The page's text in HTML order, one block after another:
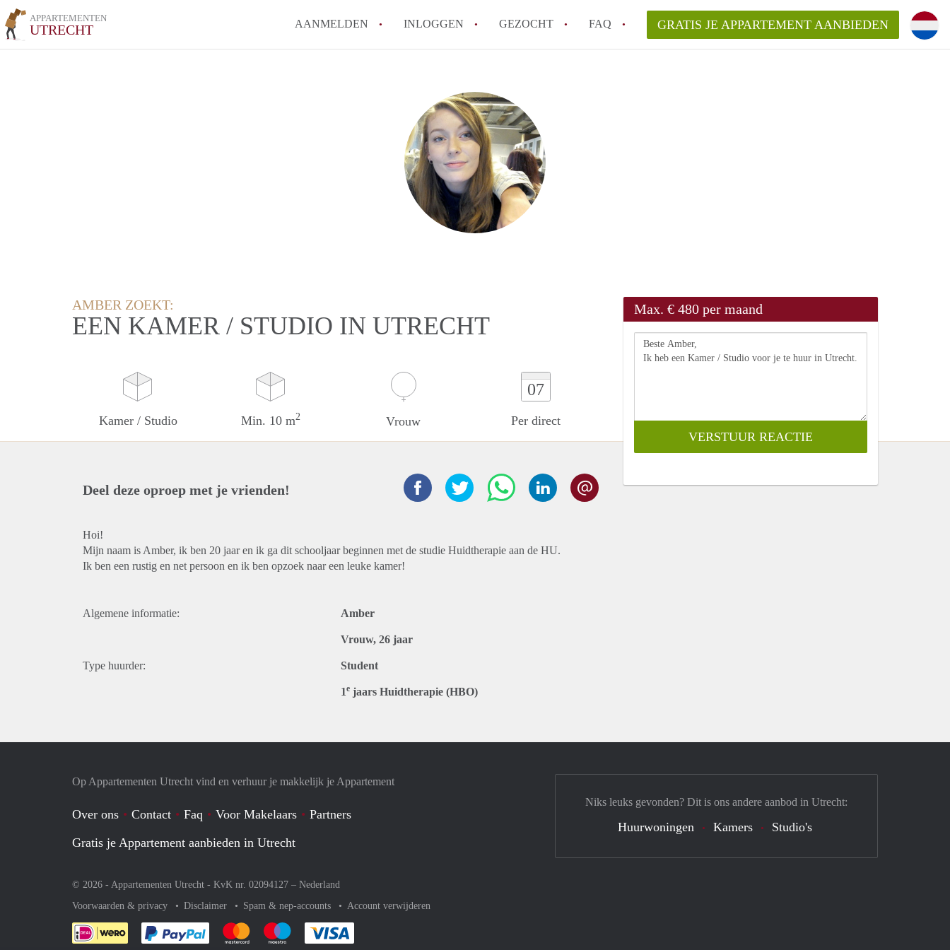
APPARTEMENTEN
UTRECHT AANMELDEN INLOGGEN GEZOCHT FAQ
How to translate AppartementenUtrecht!
Wat is AppartementenUtrecht?
Wat is de privacyverklaring van AppartementenUtrecht ?
Berekent AppartementenUtrecht
makelaarsvergoeding/bemiddelingsvergoeding?
Is AppartementenUtrecht verantwoordelijk voor het aangeboden
Appartement / Appartementen in Utrecht?
Alle veelgestelde vragen
GRATIS JE APPARTEMENT AANBIEDEN
AMBER ZOEKT:
EEN KAMER / STUDIO IN UTRECHT
Kamer / Studio Min. 10 m2 Vrouw
07
Per direct
Max. € 480 per maand
Deel deze oproep met je vrienden!
Hoi!
Mijn naam is Amber, ik ben 20 jaar en ik ga dit schooljaar beginnen met de studie Huidtherapie aan de HU.
Ik ben een rustig en net persoon en ik ben opzoek naar een leuke kamer!
Algemene informatie: Amber
Vrouw, 26 jaar
Type huurder: Student
1e jaars Huidtherapie (HBO)
Op Appartementen Utrecht vind en verhuur je makkelijk je Appartement
Over ons Contact Faq Voor Makelaars
Partners
Gratis je Appartement aanbieden in Utrecht
© 2026 - Appartementen Utrecht - KvK nr. 02094127 – Nederland
Voorwaarden & privacy
Disclaimer Spam & nep-accounts Account verwijderen
Je rekent gemakkelijk af met Paypal
Je rekent gemakkelijk af met Mastercard
Je rekent gemakkelijk af met Meastro
Niks leuks gevonden? Dit is ons andere aanbod in Utrecht:
Huurwoningen Kamers Studio's